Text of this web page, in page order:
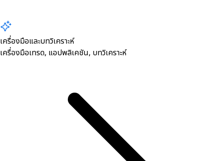
เครื่องมือและบทวิเคราะห์
เครื่องมือเทรด, ​แอปพลิเคชัน, บทวิเคราะห์